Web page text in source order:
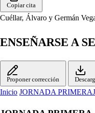
Copiar cita
Cuéllar, Álvaro y Germán
ENSEÑARSE A
Proponer corrección
Inicio JORNADA PRIMERA